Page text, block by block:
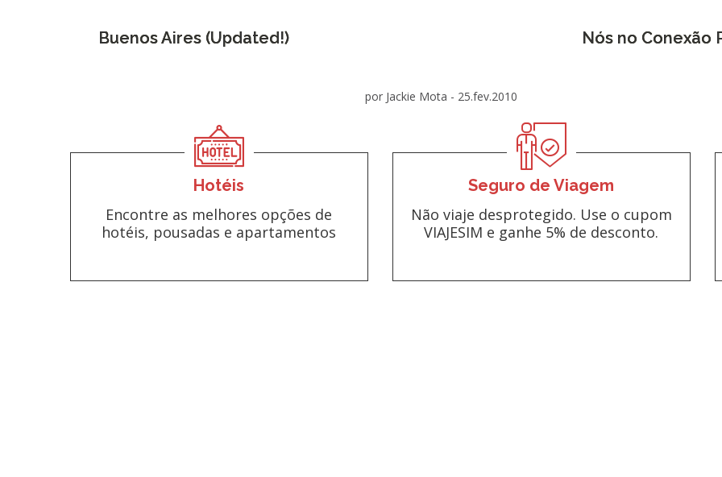
Buenos Aires (Updated!)
por Jackie Mota - 25.fev.2010
Nós no Conexão
Hotéis
Encontre as melhores opções de
hotéis, pousadas e apartamentos
Seguro de Viagem
Não viaje desprotegido. Use o cupom
VIAJESIM e ganhe 5% de desconto.